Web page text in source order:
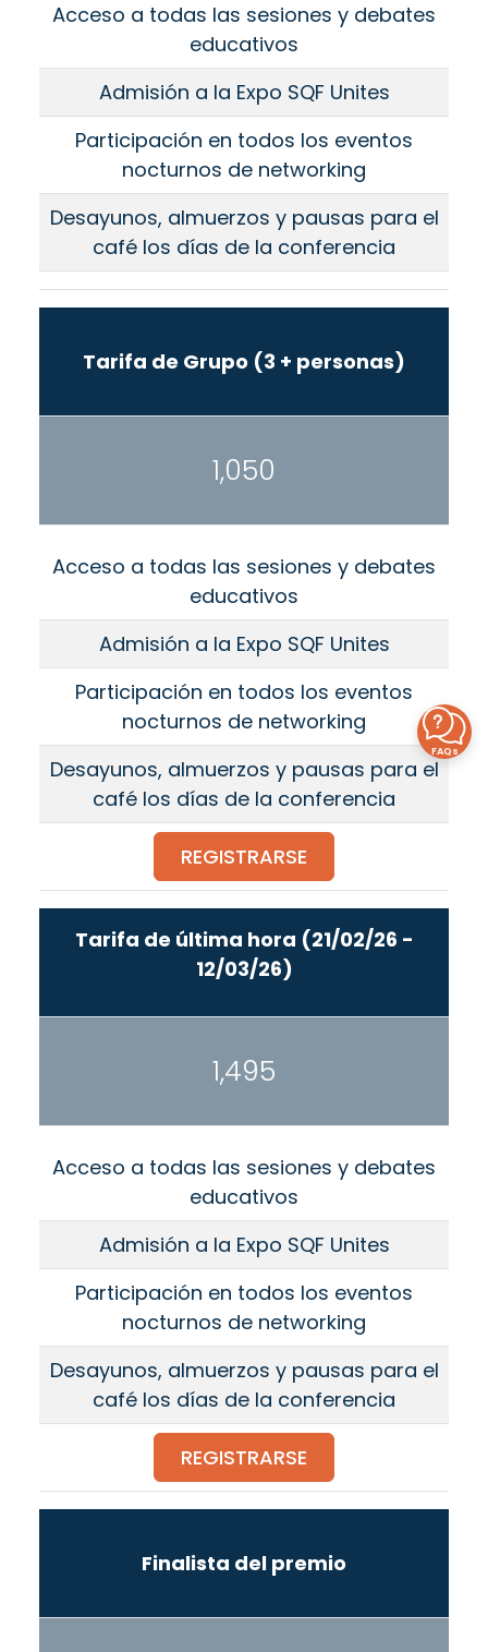
Acceso a todas las sesiones y debates
educativos
Admisión a la Expo SQF Unites
Participación en todos los eventos
nocturnos de networking
Desayunos, almuerzos y pausas para el
café los días de la conferencia
Tarifa de Grupo (3 + personas)
1,050
Acceso a todas las sesiones y debates
educativos
Admisión a la Expo SQF Unites
Participación en todos los eventos
nocturnos de networking
Desayunos, almuerzos y pausas para el
café los días de la conferencia
REGISTRARSE
Tarifa de última hora (21/02/26 -
12/03/26)
1,495
Acceso a todas las sesiones y debates
educativos
Admisión a la Expo SQF Unites
Participación en todos los eventos
nocturnos de networking
Desayunos, almuerzos y pausas para el
café los días de la conferencia
REGISTRARSE
Finalista del premio
FAQs